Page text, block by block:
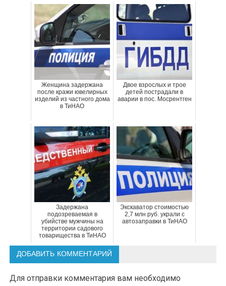
Женщина задержана
после кражи ювелирных
изделий из частного дома
в ТиНАО
Двое взрослых и трое
детей пострадали в
аварии в пос. Мосрентген
Задержана
подозреваемая в
убийстве мужчины на
территории садового
товарищества в ТиНАО
Экскаватор стоимостью
2,7 млн руб. украли с
автозаправки в ТиНАО
ДОБАВИТЬ КОММЕНТАРИЙ
Для отправки комментария вам необходимо